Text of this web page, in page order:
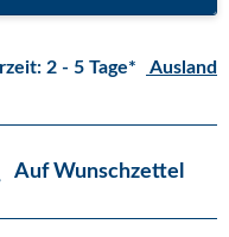
2 - 5 Tage* Ausland
Auf Wunschzettel